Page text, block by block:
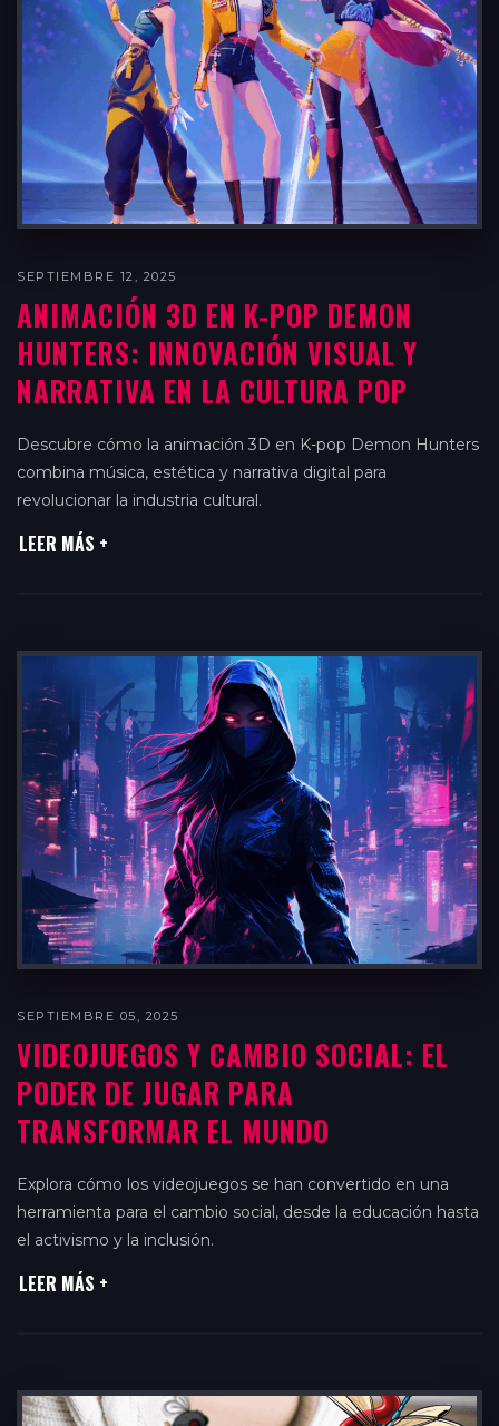
SEPTIEMBRE 12, 2025
ANIMACIÓN 3D EN K-POP DEMON
HUNTERS: INNOVACIÓN VISUAL Y
NARRATIVA EN LA CULTURA POP
Descubre cómo la animación 3D en K-pop Demon Hunters
combina música, estética y narrativa digital para
revolucionar la industria cultural.
LEER MÁS
SEPTIEMBRE 05, 2025
VIDEOJUEGOS Y CAMBIO SOCIAL: EL
PODER DE JUGAR PARA
TRANSFORMAR EL MUNDO
Explora cómo los videojuegos se han convertido en una
herramienta para el cambio social, desde la educación hasta
el activismo y la inclusión.
LEER MÁS